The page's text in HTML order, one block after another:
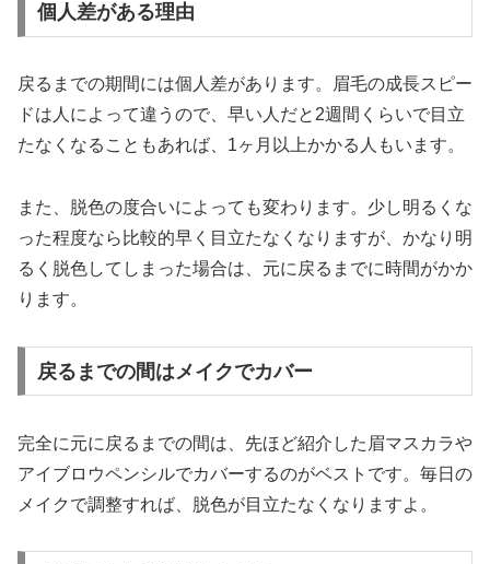
個人差がある理由
戻るまでの期間には個人差があります。眉毛の成長スピー
ドは人によって違うので、早い人だと2週間くらいで目立
たなくなることもあれば、1ヶ月以上かかる人もいます。
また、脱色の度合いによっても変わります。少し明るくな
った程度なら比較的早く目立たなくなりますが、かなり明
るく脱色してしまった場合は、元に戻るまでに時間がかか
ります。
戻るまでの間はメイクでカバー
完全に元に戻るまでの間は、先ほど紹介した眉マスカラや
アイブロウペンシルでカバーするのがベストです。毎日の
メイクで調整すれば、脱色が目立たなくなりますよ。